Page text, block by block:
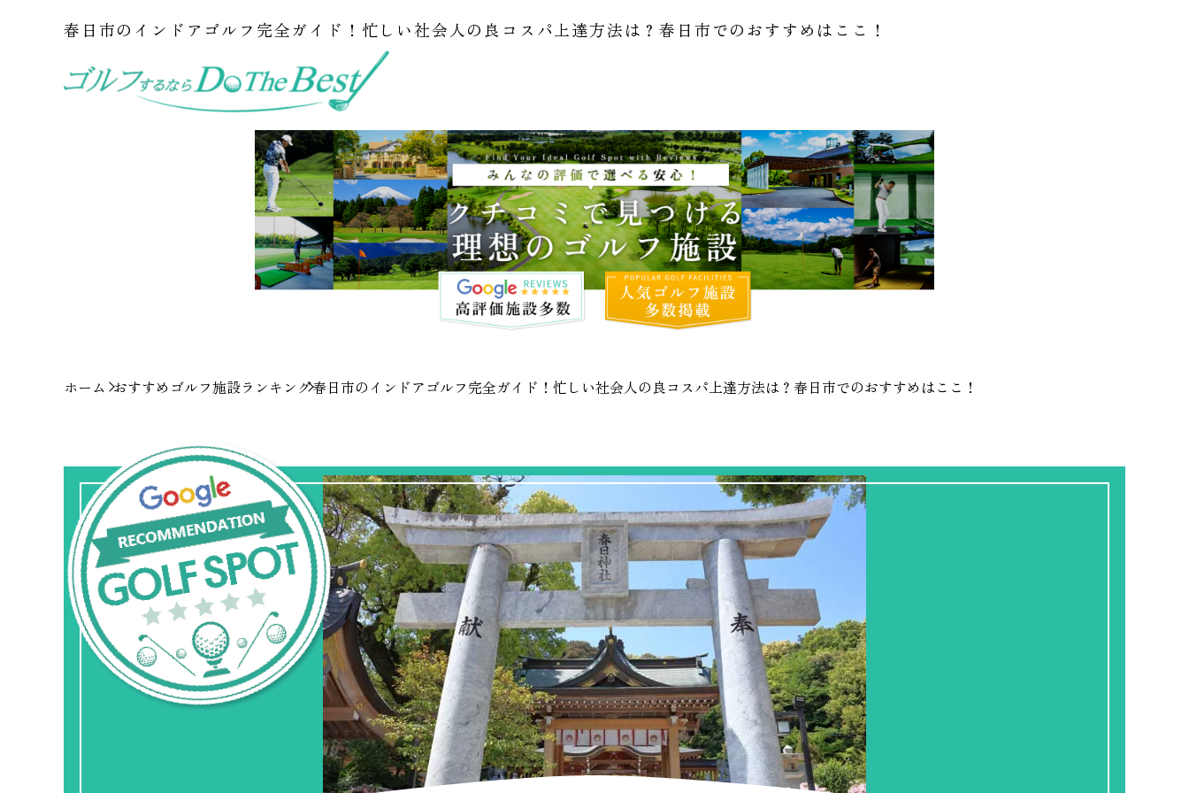
春日市のインドアゴルフ完全ガイド！忙しい社会人の良コスパ上達方法は？春日市でのおすすめはここ！
ホーム おすすめゴルフ施設ランキング春日市のインドアゴルフ完全ガイド！忙しい社会人の良コスパ上達方法は？春日市でのおすすめはここ！